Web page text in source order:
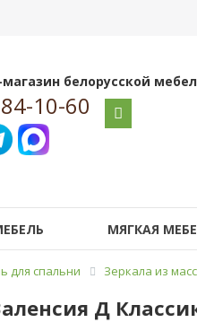
белорусской
10-60
МЯГКАЯ
для спальни Зеркала из
Д